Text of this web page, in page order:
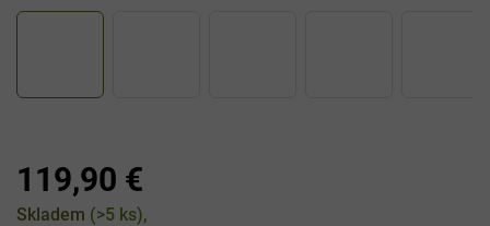
119,90 €
Jednotková
Skladem (>5 ks)